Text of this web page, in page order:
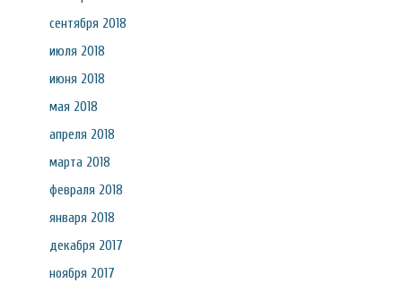
сентября 2018
июля 2018
июня 2018
мая 2018
апреля 2018
марта 2018
февраля 2018
января 2018
декабря 2017
ноября 2017